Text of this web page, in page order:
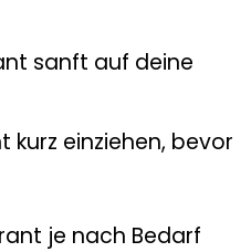
sanft auf deine
kurz einziehen, bevor
je nach Bedarf